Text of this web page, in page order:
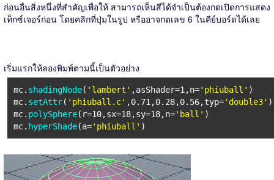
ก่อนอื่นสิ่งหนึ่งที่สำคัญเพื่อให้ สามารถเห็นสีได้จำเป็นต้องกดเปิดการแสดง
เท็กซ์เจอร์ก่อน โดยคลิกที่ปุ่มในรูป หรืออาจกดเลข 6 ในคีย์บอร์ดได้เลย
เริ่มแรกให้ลองพิมพ์ตามนี้เป็นตัวอย่าง
mc. shadingNode( 'lambert' ,asShader=1,n='phiuball' )
mc. setAttr( 'phiuball.c' ,0.71,0.28,0.56,typ='double3' )
mc. polySphere(r=10,sx=18,sy=18,n='ball' )
mc. hyperShade(a='phiuball' )